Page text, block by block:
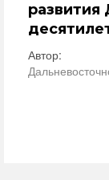
Автор: